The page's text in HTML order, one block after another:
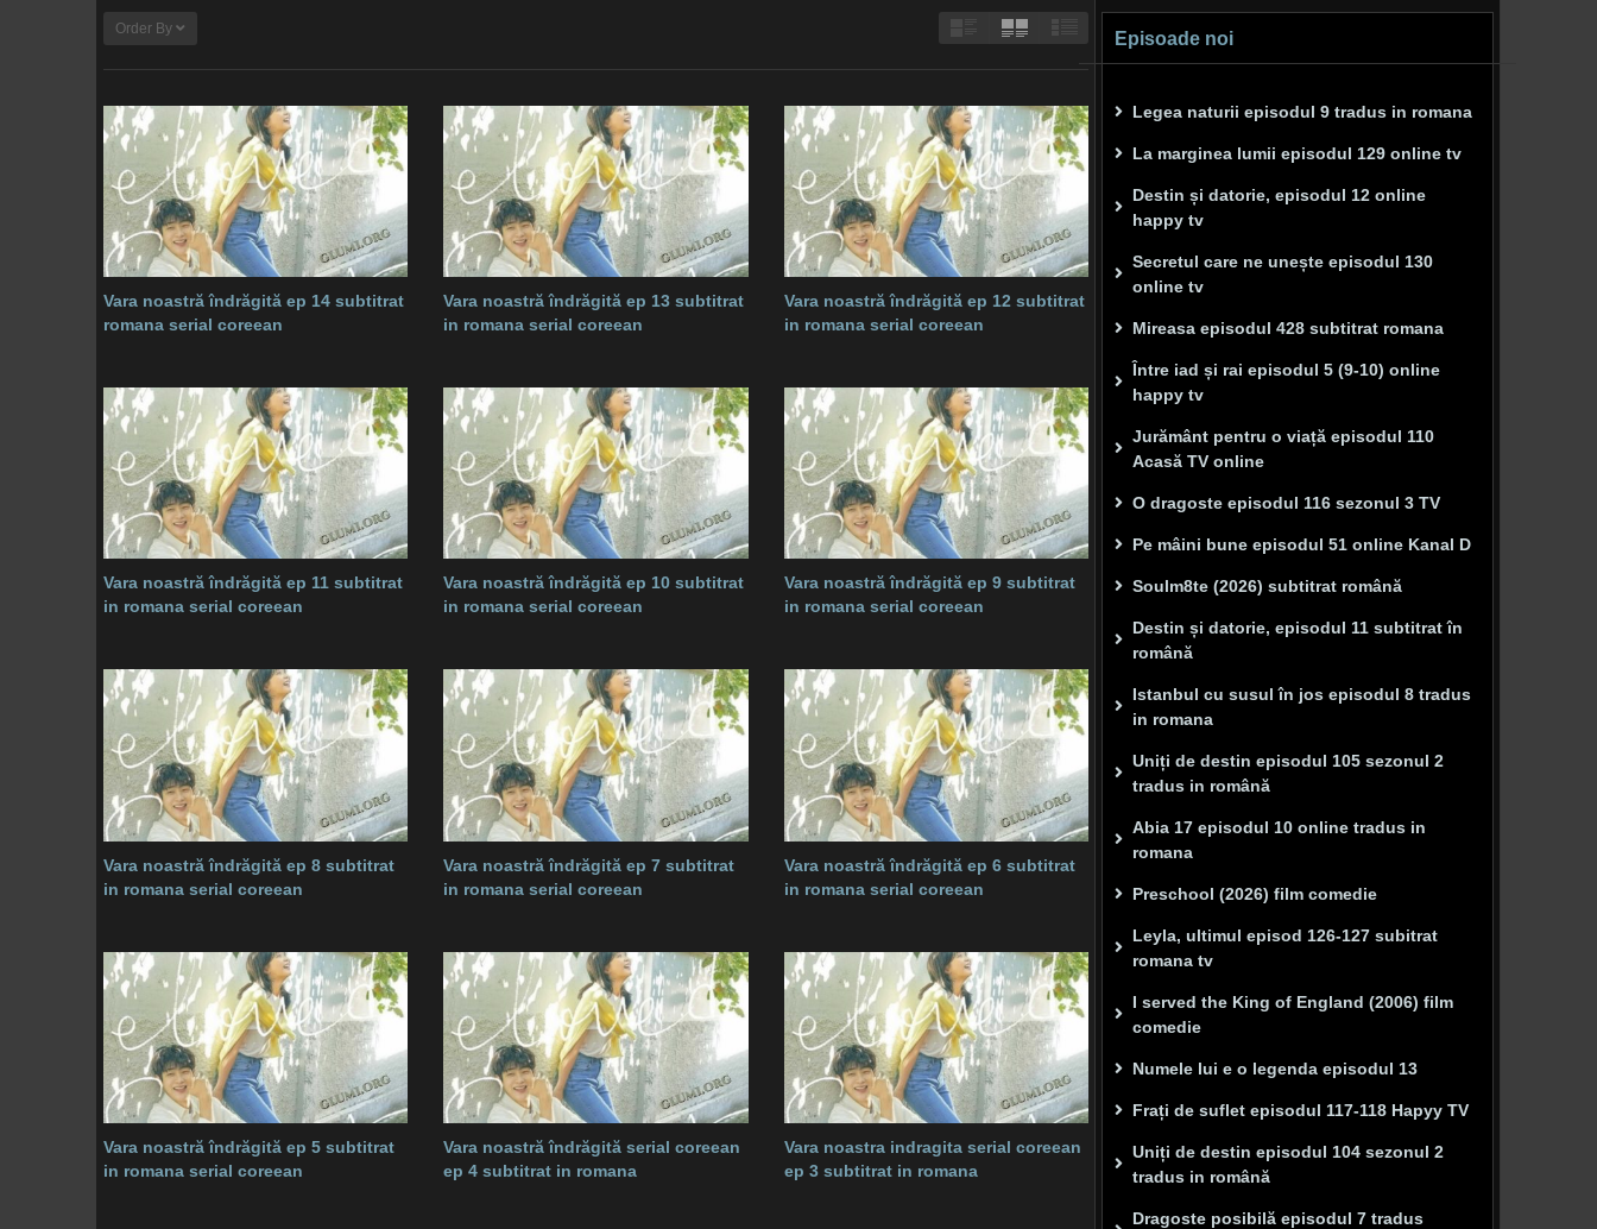
Order By
Vara noastră îndrăgită ep 14 subtitrat
romana serial coreean
Vara noastră îndrăgită ep 13 subtitrat
in romana serial coreean
Vara noastră îndrăgită ep 12 subtitrat
in romana serial coreean
Vara noastră îndrăgită ep 11 subtitrat
in romana serial coreean
Vara noastră îndrăgită ep 10 subtitrat
in romana serial coreean
Vara noastră îndrăgită ep 9 subtitrat
in romana serial coreean
Vara noastră îndrăgită ep 8 subtitrat
in romana serial coreean
Vara noastră îndrăgită ep 7 subtitrat
in romana serial coreean
Vara noastră îndrăgită ep 6 subtitrat
in romana serial coreean
Vara noastră îndrăgită ep 5 subtitrat
in romana serial coreean
Vara noastră îndrăgită serial coreean
ep 4 subtitrat in romana
Vara noastra indragita serial coreean
ep 3 subtitrat in romana
Episoade noi
Legea naturii episodul 9 tradus in romana
La marginea lumii episodul 129 online tv
Destin și datorie, episodul 12 online
happy tv
Secretul care ne unește episodul 130
online tv
Mireasa episodul 428 subtitrat romana
Între iad și rai episodul 5 (9-10) online
happy tv
Jurământ pentru o viață episodul 110
Acasă TV online
O dragoste episodul 116 sezonul 3 TV
Pe mâini bune episodul 51 online Kanal D
Soulm8te (2026) subtitrat română
Destin și datorie, episodul 11 subtitrat în
română
Istanbul cu susul în jos episodul 8 tradus
in romana
Uniți de destin episodul 105 sezonul 2
tradus in română
Abia 17 episodul 10 online tradus in
romana
Preschool (2026) film comedie
Leyla, ultimul episod 126-127 subitrat
romana tv
I served the King of England (2006) film
comedie
Numele lui e o legenda episodul 13
Frați de suflet episodul 117-118 Hapyy TV
Uniți de destin episodul 104 sezonul 2
tradus in română
Dragoste posibilă episodul 7 tradus